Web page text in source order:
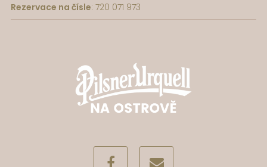
Rezervace na čísle: 720 071 973